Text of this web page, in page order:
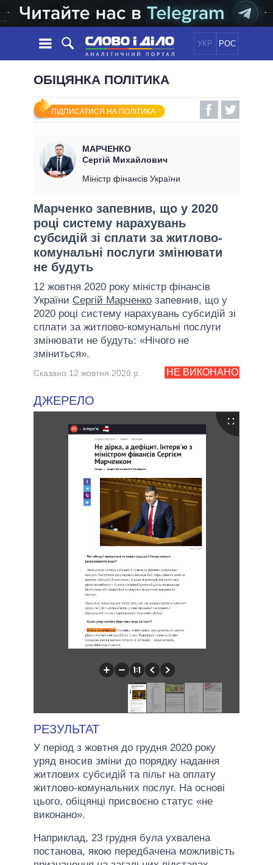
УКР РОС
НОВИНИ
СТРІЧКА
ПОДІЇ
ДУМКИ
ОГЛЯДИ
ПОЛІТИКА
ЕКОНОМІКА
СВІТ
ОБIЦЯНКИ
УСІ ПОЛІТИКИ
ПРЕЗИДЕНТ І ОФІС
КАБІНЕТ МІНІСТРІВ
ГОЛОВИ ОБЛАДМІНІСТРАЦІЙ
МЕРИ МІСТ
ВСІ ПЕРСОНИ
ІНФОГРАФІКА
ВІДЕО
ПІДТРИМАТИ
ПОРІВНЯННЯ ПОЛІТИКІВ
ОБІЦЯНКА ПОЛІТИКА
ПІДПИСАТИСЯ НА ПОЛІТИКА
МАРЧЕНКО
Сергій Михайлович
Міністр фінансів України
Марченко запевнив, що у 2020
році систему нарахувань
субсидій зі сплати за житлово-
комунальні послуги змінювати
не будуть
12 жовтня 2020 року міністр фінансів
України Сергій Марченко запевнив, що у
2020 році систему нарахувань субсидій зі
сплати за житлово-комунальні послуги
змінювати не будуть: «Нічого не
зміниться».
НЕ ВИКОНАНО
Сказано 12 жовтня 2020 р.
ДЖЕРЕЛО
РЕЗУЛЬТАТ
У період з жовтня до грудня 2020 року
уряд вносив зміни до порядку надання
житлових субсидій та пільг на оплату
житлово-комунальних послуг. На основі
цього, обіцянці присвоєно статус «не
виконано».
Наприклад, 23 грудня була ухвалена
постанова, якою передбачена можливість